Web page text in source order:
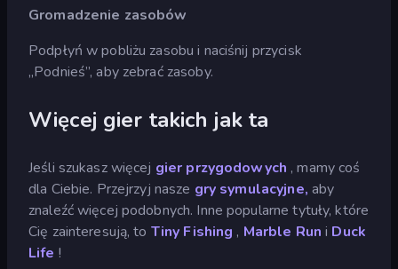
Gromadzenie zasobów
Podpłyń w pobliżu zasobu i naciśnij przycisk
„Podnieś”, aby zebrać zasoby.
Więcej gier takich jak ta
Jeśli szukasz więcej gier przygodowych , mamy coś
dla Ciebie. Przejrzyj nasze gry symulacyjne, aby
znaleźć więcej podobnych. Inne popularne tytuły, które
Cię zainteresują, to Tiny Fishing , Marble Run i Duck
Life !